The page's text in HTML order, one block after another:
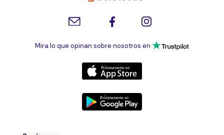
Mira lo que opinan sobre nosotros en